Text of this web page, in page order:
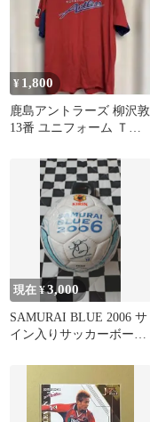
¥ 1,800
鹿島アントラーズ 柳沢敦
13番 ユニフォーム Ｔシ
現在 ¥3,000
SAMURAI BLUE 2006 サ
イン入りサッカーボール